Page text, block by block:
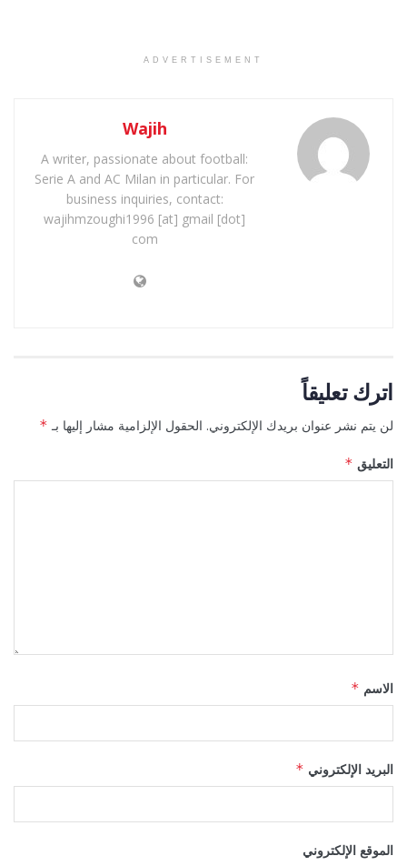
ADVERTISEMENT
Wajih
A writer, passionate about football:
Serie A and AC Milan in particular. For
business inquiries, contact:
wajihmzoughi1996 [at] gmail [dot]
com
اترك تعليقاً
لن يتم نشر عنوان بريدك الإلكتروني. الحقول الإلزامية مشار إليها بـ *
التعليق *
الاسم *
البريد الإلكتروني *
الموقع الإلكتروني